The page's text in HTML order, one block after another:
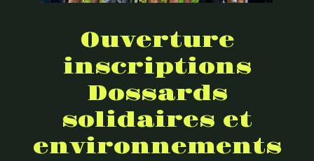
Ouverture
inscriptions
Dossards
solidaires et
environnements